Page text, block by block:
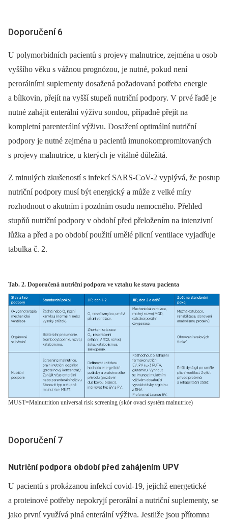
Doporučení 6
U polymorbidních pacientů s projevy malnutrice, zejména u osob
vyššího věku s vážnou prognózou, je nutné, pokud není
perorálními suplementy dosažená požadovaná potřeba energie
a bílkovin, přejít na vyšší stupeň nutriční podpory. V prvé řadě je
nutné zahájit enterální výživu sondou, případně přejít na
kompletní parenterální výživu. Dosažení optimální nutriční
podpory je nutné zejména u pacientů imunokompromitovaných
s projevy malnutrice, u kterých je vitálně důležitá.
Z minulých zkušeností s infekcí SARS-CoV-2 vyplývá, že postup
nutriční podpory musí být energický a může z velké míry
rozhodnout o akutním i pozdním osudu nemocného. Přehled
stupňů nutriční podpory v období před přeložením na intenzivní
lůžka a před a po období použití umělé plicní ventilace vyjadřuje
tabulka č. 2.
Tab. 2. Doporučená nutriční podpora ve vztahu ke stavu pacienta
MUST=Malnutrition universal risk screening (skór ovací systém malnutrice)
Doporučení 7
Nutriční podpora období před zahájením UPV
U pacientů s prokázanou infekcí covid-19, jejichž energetické
a proteinové potřeby nepokryjí perorální a nutriční suplementy, se
jako první využívá plná enterální výživa. Jestliže jsou přítomna